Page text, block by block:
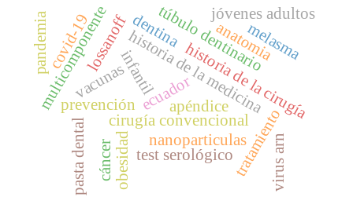
historia de la medicina
cirugía convencional
historia de la cirugía
ecuador
obesidad
infantil
prevención
multicomponente
tratamiento
nanoparticulas
dentinatúbulo dentinario
pasta dental
jóvenes adultos
test serológico
apéndice
lossanoff
covid-19
virus arn
pandemia
vacunas
cáncer
anatomia
melasma